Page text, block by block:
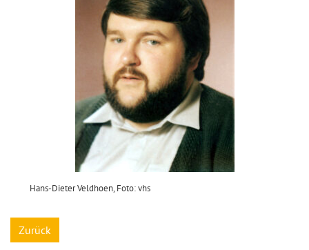
Hans-Dieter Veldhoen, Foto: vhs
Zurück